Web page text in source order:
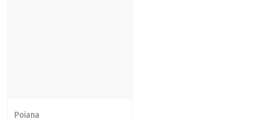
Poiana